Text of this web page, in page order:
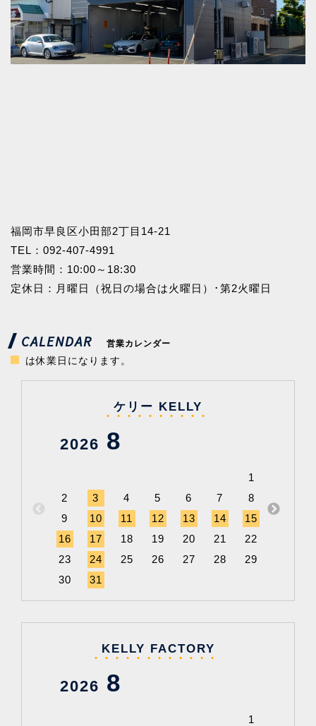
福岡市早良区小田部2丁目14-21
TEL： 092-407-4991
営業時間：10:00～18:30
定休日：月曜日（祝日の場合は火曜日）･第2火曜日
CALENDAR 営業カレンダー
は休業日になります。
ケリー KELLY
2026 8
1
2
3 4 5 6 7
8
9
10 11 12 13 14
15
16
17 18 19 20 21
22
23
24 25 26 27 28
29
30
31
13
KELLY FACTORY
2026 8
1